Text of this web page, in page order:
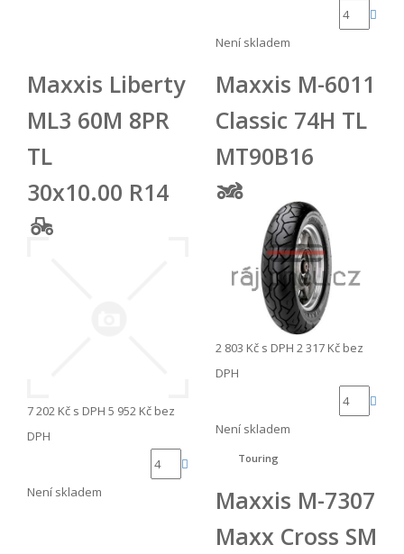
Není skladem
Maxxis Liberty
ML3 60M 8PR
TL
30x10.00 R14
7 202 Kč s DPH 5 952 Kč bez
DPH
Není skladem
Maxxis M-6011
Classic 74H TL
MT90B16
2 803 Kč s DPH 2 317 Kč bez
DPH
Není skladem
Touring
Maxxis M-7307
Maxx Cross SM